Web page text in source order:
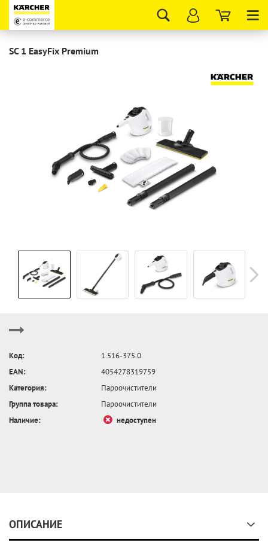
SC 1 EasyFix Premium
Код:
1.516-375.0
EAN:
4054278319759
Категория:
Пароочистители
Группа товара:
Пароочистители
Наличие:
недоступен
ОПИСАНИЕ